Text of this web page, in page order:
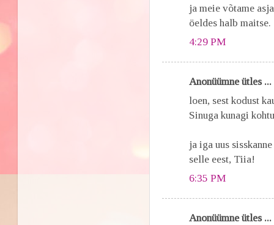
ja meie võtame
öeldes halb maitse.
4:29 PM
Anonüümne ütles ...
loen, sest kodust
Sinuga kunagi
ja iga uus
selle eest, Tiia!
6:35 PM
Anonüümne ütles ...